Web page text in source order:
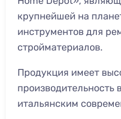
крупнейшей на
инструментов для
стройматериалов.
Продукция имеет
производительность
итальянским